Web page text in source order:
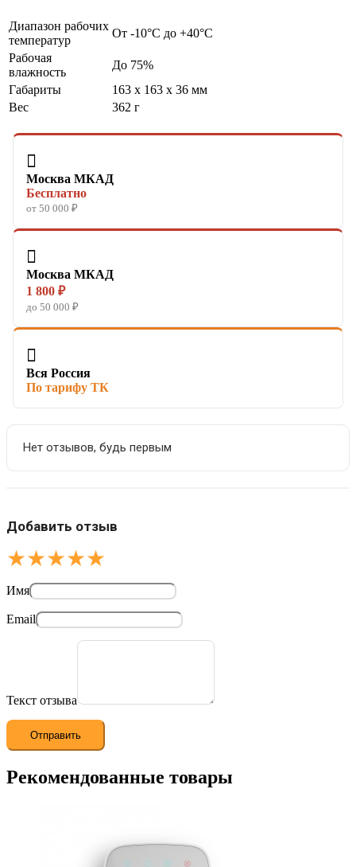
Диапазон рабочих
температур
От -10°C до +40°C
Рабочая
влажность
До 75%
Габариты
163 x 163 x 36 мм
Вес
362 г

Москва МКАД
Бесплатно
от 50 000 ₽

Москва МКАД
1 800 ₽
до 50 000 ₽

Вся Россия
По тарифу ТК
Нет отзывов, будь первым
Добавить отзыв
★★★★★
Имя
Email
Текст отзыва
Рекомендованные товары